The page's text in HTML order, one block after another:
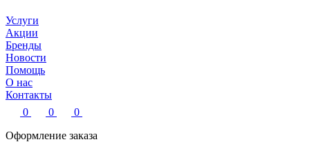
Услуги
Акции
Бренды
Новости
Помощь
О нас
Контакты
0
0
0
Оформление заказа